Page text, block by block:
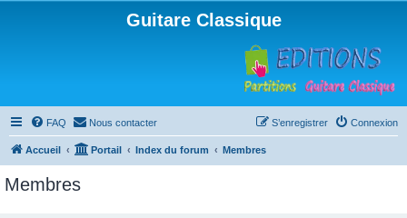
Guitare Classique
FAQ Nous contacter Connexion
S’enregistrer
Accueil Portail Index du forum Membres
Membres